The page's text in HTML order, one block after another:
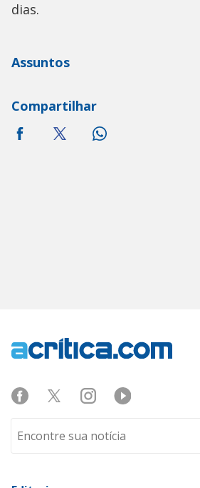
dias.
Assuntos
Compartilhar